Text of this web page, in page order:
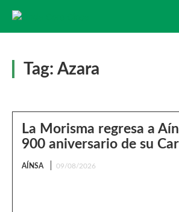
Tag: Azara
La Morisma regresa a
900 aniversario de su
AÍNSA 09/08/2026